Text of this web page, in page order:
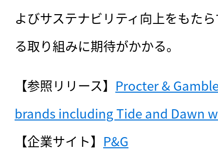
よびサステナビリティ向上をもた
る取り組みに期待がかかる。
【参照リリース】 Procter &
brands including Tide and Dawn
【企業サイト】 P&G